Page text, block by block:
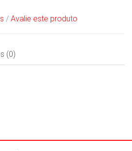
/ Avalie este produto
(0)